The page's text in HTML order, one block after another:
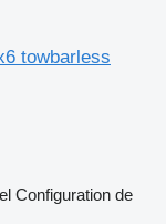
towbarless
Configuration de